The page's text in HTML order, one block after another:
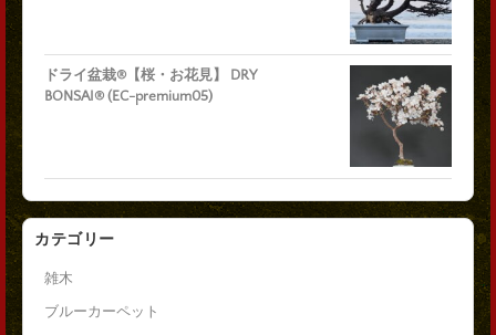
ドライ盆栽®【桜・お花見】 DRY
BONSAI® (EC-premium05)
カテゴリー
雑木
ブルーカーペット